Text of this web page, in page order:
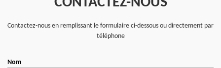
Contactez-nous en remplissant le formulaire ci-dessous ou directement par
téléphone
Nom